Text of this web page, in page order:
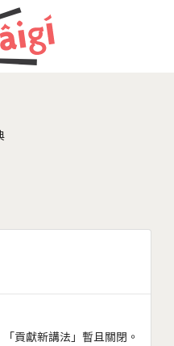
貢獻新講法」暫且關閉。